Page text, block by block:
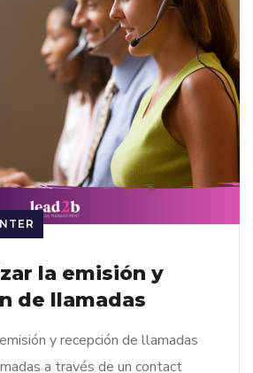
la emisión y
de llamadas
y recepción de llamadas
a través de un contact